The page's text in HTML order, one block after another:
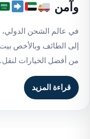
وآمن
في عالم الشحن
إلى الطائف وبالأخص
من أفضل الخيارات
قراءة المزيد